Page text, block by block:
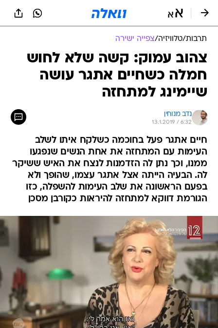
תרבות/טלוויזיה/צפייה ישירה
צהוב עמוק: קשה שלא לחוש
חמלה כשחיים אתגר עושה
שיימינג למתחזה
נדב מנוחין
13.1.2019 / 6:32
חיים אתגר פעל בחוכמה כשלקח איתו לשלב
העימות עם המתחזה את אחת הנשים שנפגעו
ממנו, וכך נתן לה הזדמנות לנצח את האיש ששיקר
לה. הבעיה הייתה אצל אתגר עצמו, שהופך ולא
בפעם הראשונה את שלב העימות להשפלה, כזו
הגורמת דווקא למתחזה להיראות כקורבן מסכן